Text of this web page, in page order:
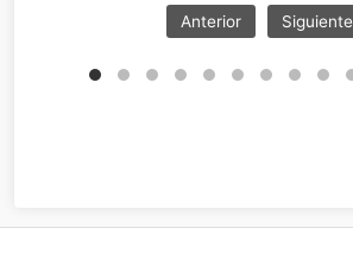
Anterior Siguiente